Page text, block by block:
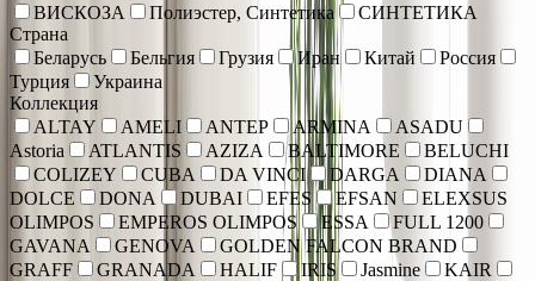
ВИСКОЗА
Полиэстер, Синтетика
СИНТЕТИКА
Страна
Беларусь
Бельгия Грузия Иран Китай
Россия
Турция
Украина
Коллекция
ALTAY
AMELI ANTEP ARMINA
ASADU
Astoria
ATLANTIS AZIZA BALTIMORE
BELUCHI
COLIZEY
CUBA DA VINCI DARGA
DIANA
DOLCE
DONA DUBAI EFES EFSAN
ELEXSUS
OLIMPOS
EMPEROS OLIMPOS ESSA
FULL 1200
GAVANA
GENOVA
GOLDEN FALCON BRAND
GRAFF
GRANADA HALIF IRIS Jasmine
KAIR